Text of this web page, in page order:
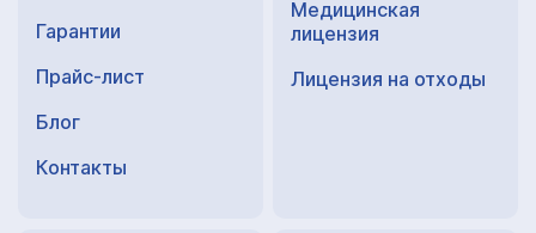
Гарантии
Прайс-лист
Блог
Контакты
Медицинская
лицензия
Лицензия на отходы